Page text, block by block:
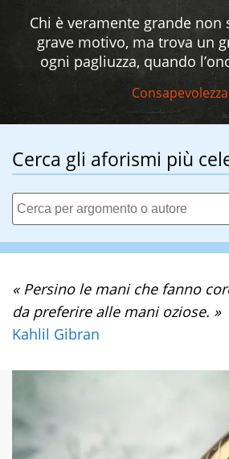
Chi è veramente grande non
grave motivo, ma trova un
ogni pagliuzza, quando
Consapevolezza
Cerca gli aforismi più
« Persino le mani che fanno
da preferire alle mani oziose. »
Kahlil Gibran